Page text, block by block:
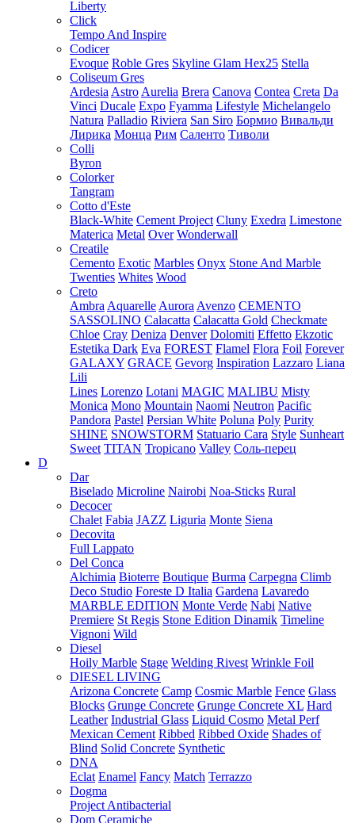
Liberty
Click
Tempo And Inspire
Codicer
Evoque Roble Gres Skyline Glam Hex25 Stella
Coliseum Gres
Ardesia Astro Aurelia Brera Canova Contea Creta Da
Vinci Ducale Expo Fyamma Lifestyle Michelangelo
Natura Palladio Riviera San Siro Бормио Вивальди
Лирика Монца Рим Саленто Тиволи
Colli
Byron
Colorker
Tangram
Cotto d'Este
Black-White Cement Project Cluny Exedra Limestone
Materica Metal Over Wonderwall
Creatile
Cemento Exotic Marbles Onyx Stone And Marble
Twenties Whites Wood
Creto
Ambra Aquarelle Aurora Avenzo CEMENTO
SASSOLINO Calacatta Calacatta Gold Checkmate
Chloe Cray Deniza Denver Dolomiti Effetto Ekzotic
Estetika Dark Eva FOREST Flamel Flora Foil Forever
GALAXY GRACE Gevorg Inspiration Lazzaro Liana
Lili
Lines Lorenzo Lotani MAGIC MALIBU Misty
Monica Mono Mountain Naomi Neutron Pacific
Pandora Pastel Persian White Poluna Poly Purity
SHINE SNOWSTORM Statuario Cara Style Sunheart
Sweet TITAN Tropicano Valley Соль-перец
D
Dar
Biselado Microline Nairobi Noa-Sticks Rural
Decocer
Chalet Fabia JAZZ Liguria Monte Siena
Decovita
Full Lappato
Del Conca
Alchimia Bioterre Boutique Burma Carpegna Climb
Deco Studio Foreste D Italia Gardena Lavaredo
MARBLE EDITION Monte Verde Nabi Native
Premiere St Regis Stone Edition Dinamik Timeline
Vignoni Wild
Diesel
Hoily Marble Stage Welding Rivest Wrinkle Foil
DIESEL LIVING
Arizona Concrete Camp Cosmic Marble Fence Glass
Blocks Grunge Concrete Grunge Concrete XL Hard
Leather Industrial Glass Liquid Cosmo Metal Perf
Mexican Cement Ribbed Ribbed Oxide Shades of
Blind Solid Concrete Synthetic
DNA
Eclat Enamel Fancy Match Terrazzo
Dogma
Project Antibacterial
Dom Ceramiche